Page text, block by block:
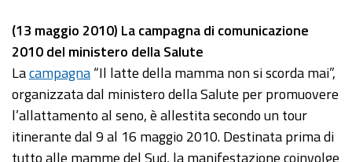
(13 maggio 2010) La campagna di comunicazione
2010 del ministero della Salute
Lacampagna“Il latte della mamma non si scorda mai”,
organizzata dal ministero della Salute per promuovere
l’allattamento al seno, è allestita secondo un tour
itinerante dal 9 al 16 maggio 2010. Destinata prima di